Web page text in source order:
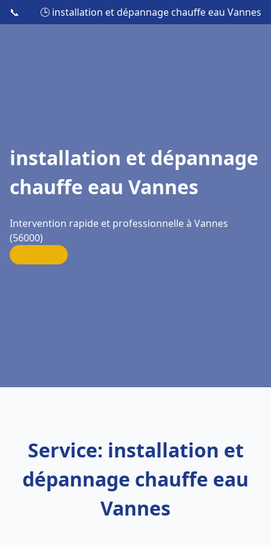
📞 🕒 installation et dépannage chauffe eau Vannes
installation et dépannage
chauffe eau Vannes
Intervention rapide et professionnelle à Vannes
(56000)
Service: installation et
dépannage chauffe eau
Vannes